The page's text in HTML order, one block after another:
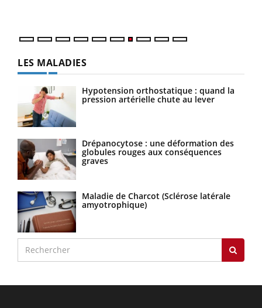
LES MALADIES
Hypotension orthostatique : quand la
pression artérielle chute au lever
Drépanocytose : une déformation des
globules rouges aux conséquences
graves
Maladie de Charcot (Sclérose latérale
amyotrophique)